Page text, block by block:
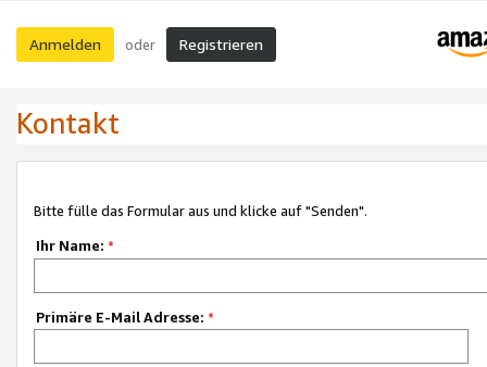
Anmelden oder Registrieren
Kontakt
Bitte fülle das Formular aus und klicke auf "Senden".
Ihr Name: *
Primäre E-Mail Adresse: *